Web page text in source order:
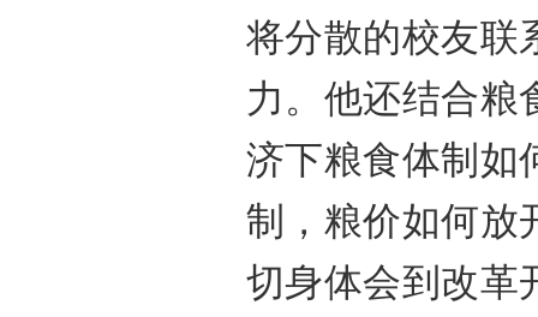
将分散的校友联
力。他还结合粮
济下粮食体制如
制，粮价如何放
切身体会到改革